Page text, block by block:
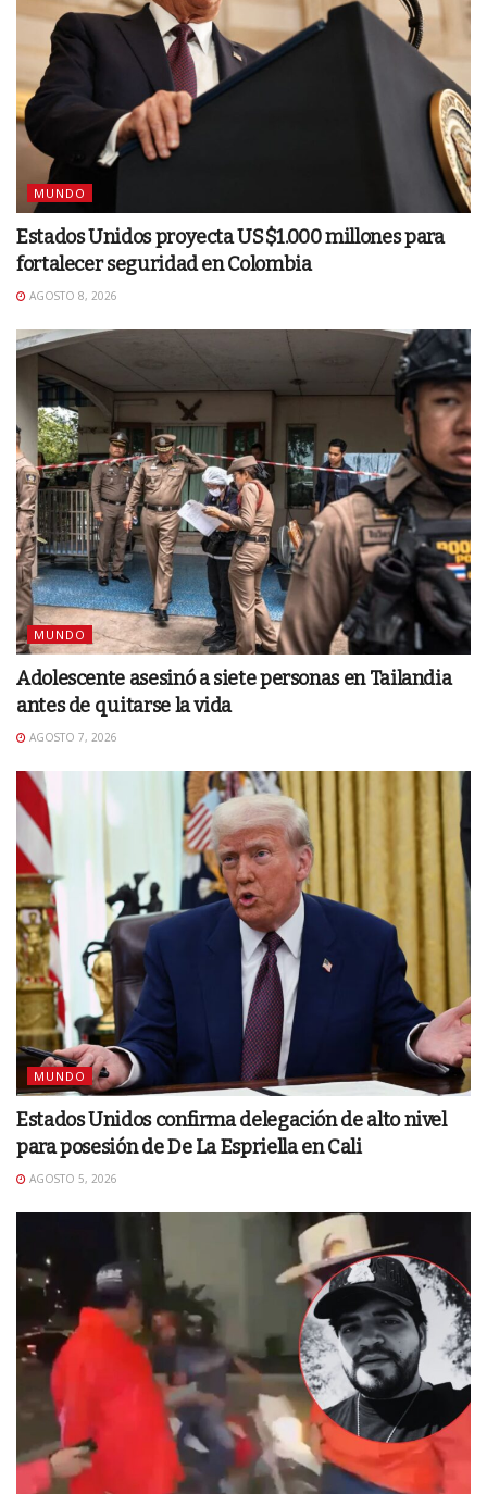
MUNDO
Estados Unidos proyecta US$1.000 millones para
fortalecer seguridad en Colombia
AGOSTO 8, 2026
MUNDO
Adolescente asesinó a siete personas en Tailandia
antes de quitarse la vida
AGOSTO 7, 2026
MUNDO
Estados Unidos confirma delegación de alto nivel
para posesión de De La Espriella en Cali
AGOSTO 5, 2026